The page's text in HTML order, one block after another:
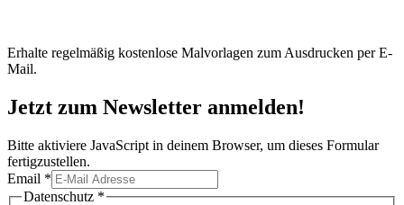
Erhalte regelmäßig kostenlose Malvorlagen zum Ausdrucken per E-
Mail.
Jetzt zum Newsletter anmelden!
Bitte aktiviere JavaScript in deinem Browser, um dieses Formular
fertigzustellen.
Email *
EmailDatenschutz *